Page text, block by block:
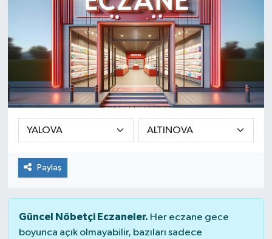
Paylaş
Güncel Nöbetçi Eczaneler. Her eczane gece
boyunca açık olmayabilir, bazıları sadece
Haber Arşivi